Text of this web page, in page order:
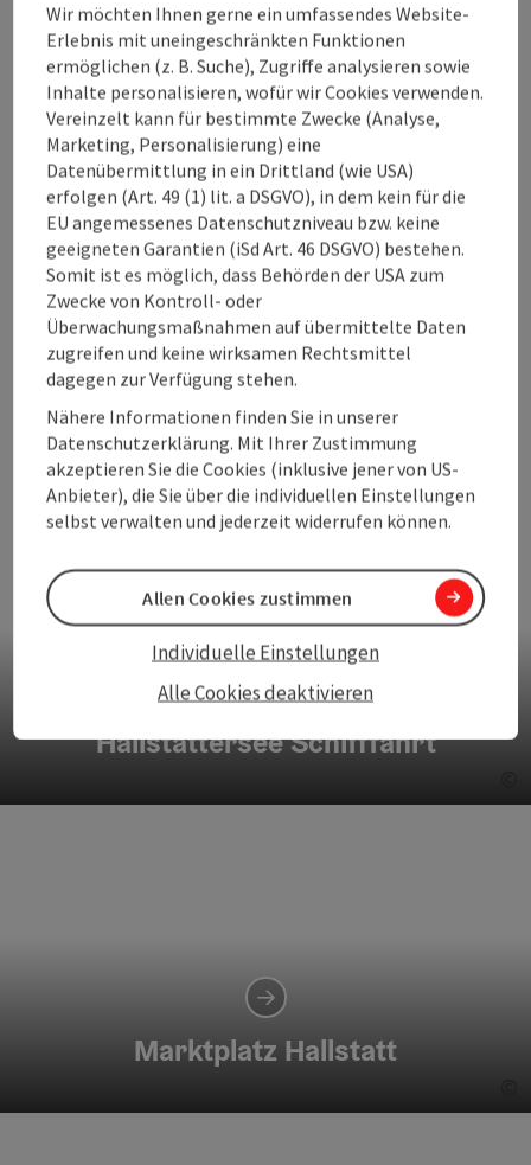
Sieh dir diesen Beitrag auf Instagram an
Ein Beitrag geteilt von Oberösterreich (@upperaustria)
Hallstättersee Schifffahrt
Marktplatz Hallstatt
Wir möchten Ihnen gerne ein umfassendes Website-
Erlebnis mit uneingeschränkten Funktionen
ermöglichen (z. B. Suche), Zugriffe analysieren sowie
Inhalte personalisieren, wofür wir Cookies verwenden.
Vereinzelt kann für bestimmte Zwecke (Analyse,
Marketing, Personalisierung) eine
Datenübermittlung in ein Drittland (wie USA)
erfolgen (Art. 49 (1) lit. a DSGVO), in dem kein für die
EU angemessenes Datenschutzniveau bzw. keine
geeigneten Garantien (iSd Art. 46 DSGVO) bestehen.
Somit ist es möglich, dass Behörden der USA zum
Zwecke von Kontroll- oder
Überwachungsmaßnahmen auf übermittelte Daten
zugreifen und keine wirksamen Rechtsmittel
dagegen zur Verfügung stehen.
Nähere Informationen finden Sie in unserer
Datenschutzerklärung. Mit Ihrer Zustimmung
akzeptieren Sie die Cookies (inklusive jener von US-
Anbieter), die Sie über die individuellen Einstellungen
selbst verwalten und jederzeit widerrufen können.
Alle Cookies deaktivieren
Individuelle Einstellungen
Allen Cookies zustimmen